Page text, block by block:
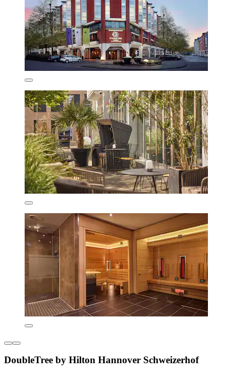
DoubleTree by Hilton Hannover Schweizerhof